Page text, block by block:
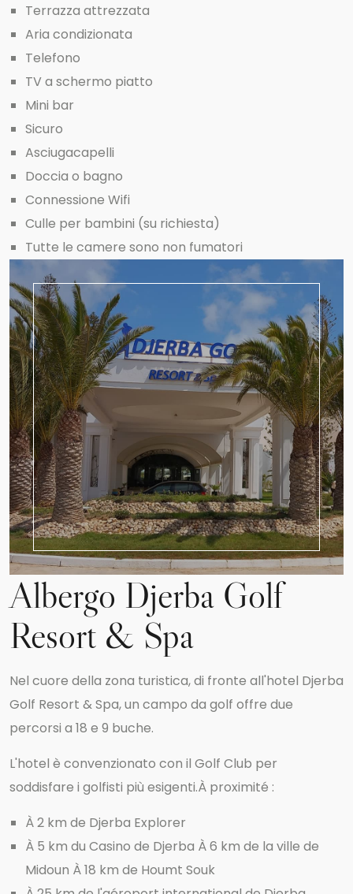
Terrazza attrezzata
Aria condizionata
Telefono
TV a schermo piatto
Mini bar
Sicuro
Asciugacapelli
Doccia o bagno
Connessione Wifi
Culle per bambini (su richiesta)
Tutte le camere sono non fumatori
Albergo Djerba Golf
Resort & Spa
Nel cuore della zona turistica, di fronte all'hotel Djerba
Golf Resort & Spa, un campo da golf offre due
percorsi a 18 e 9 buche.
L'hotel è convenzionato con il Golf Club per
soddisfare i golfisti più esigenti.À proximité :
À 2 km de Djerba Explorer
À 5 km du Casino de Djerba À 6 km de la ville de
Midoun À 18 km de Houmt Souk